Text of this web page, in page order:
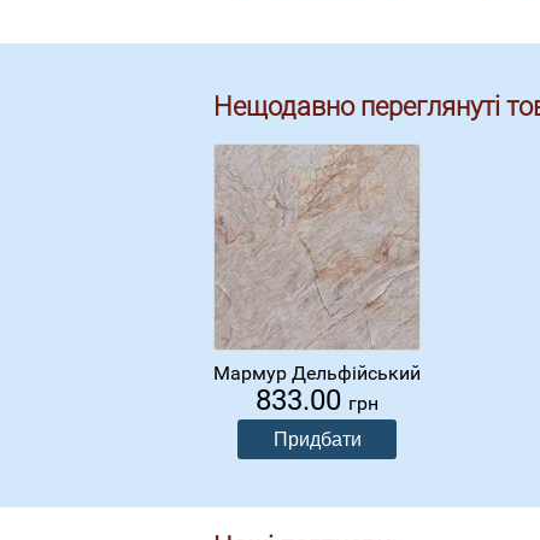
Нещодавно переглянуті
Мармур Дельфійський
833.00 грн